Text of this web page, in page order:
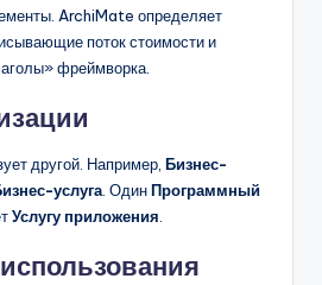
ArchiMate определяет
поток стоимости и
фреймворка.
другой. Например, Бизнес-
услуга. ОдинПрограммный
Услугу приложения.